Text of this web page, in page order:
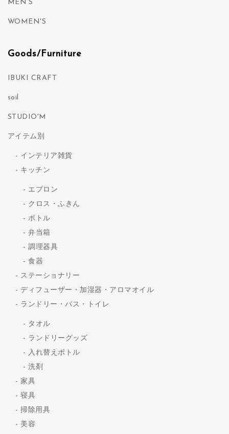
MEN’S
WOMEN'S
Goods/Furniture
IBUKI CRAFT
soil
STUDIO'M
アイテム別
インテリア雑貨
キッチン
エプロン
クロス・ふきん
ボトル
弁当箱
調理器具
食器
ステーショナリー
ディフューザー・加湿器・アロマオイル
ランドリー・バス・トイレ
タオル
ランドリーグッズ
入れ替えボトル
洗剤
家具
寝具
掃除用具
美容